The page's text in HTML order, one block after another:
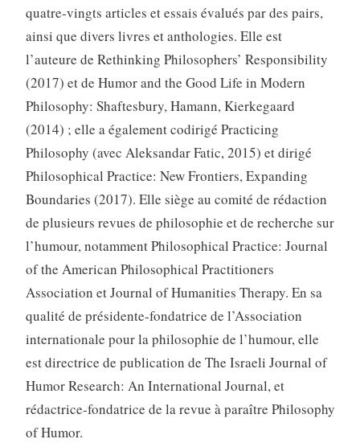
quatre-vingts articles et essais évalués par des pairs,
ainsi que divers livres et anthologies. Elle est
l’auteure de Rethinking Philosophers’ Responsibility
(2017) et de Humor and the Good Life in Modern
Philosophy: Shaftesbury, Hamann, Kierkegaard
(2014) ; elle a également codirigé Practicing
Philosophy (avec Aleksandar Fatic, 2015) et dirigé
Philosophical Practice: New Frontiers, Expanding
Boundaries (2017). Elle siège au comité de rédaction
de plusieurs revues de philosophie et de recherche sur
l’humour, notamment Philosophical Practice: Journal
of the American Philosophical Practitioners
Association et Journal of Humanities Therapy. En sa
qualité de présidente-fondatrice de l’Association
internationale pour la philosophie de l’humour, elle
est directrice de publication de The Israeli Journal of
Humor Research: An International Journal, et
rédactrice-fondatrice de la revue à paraître Philosophy
of Humor.